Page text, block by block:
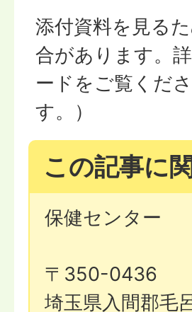
添付資料を見る
合があります。
ードをご覧くだ
す。）
この記事に
保健センター
〒350-0436
埼玉県入間郡毛